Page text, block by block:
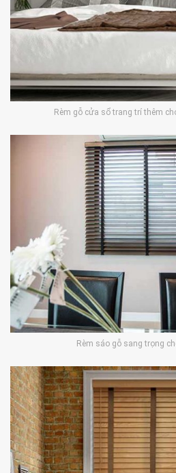
Rèm gỗ cửa sổ trang trí thêm
Rèm sáo gỗ sang trọng